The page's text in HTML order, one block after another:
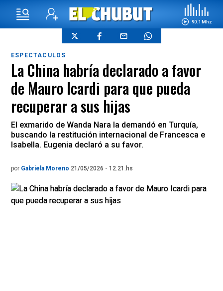
90.1 Mhz
ESPECTACULOS
La China habría declarado a favor
de Mauro Icardi para que pueda
recuperar a sus hijas
El exmarido de Wanda Nara la demandó en Turquía,
buscando la restitución internacional de Francesca e
Isabella. Eugenia declaró a su favor.
por Gabriela Moreno 21/05/2026 - 12.21.hs